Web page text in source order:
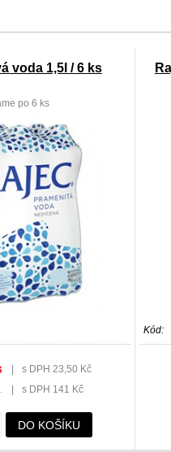
voda 1,5l / 6 ks
po 6 ks
s DPH 23,50 Kč
s DPH 141 Kč
DO KOŠÍKU
Kód: